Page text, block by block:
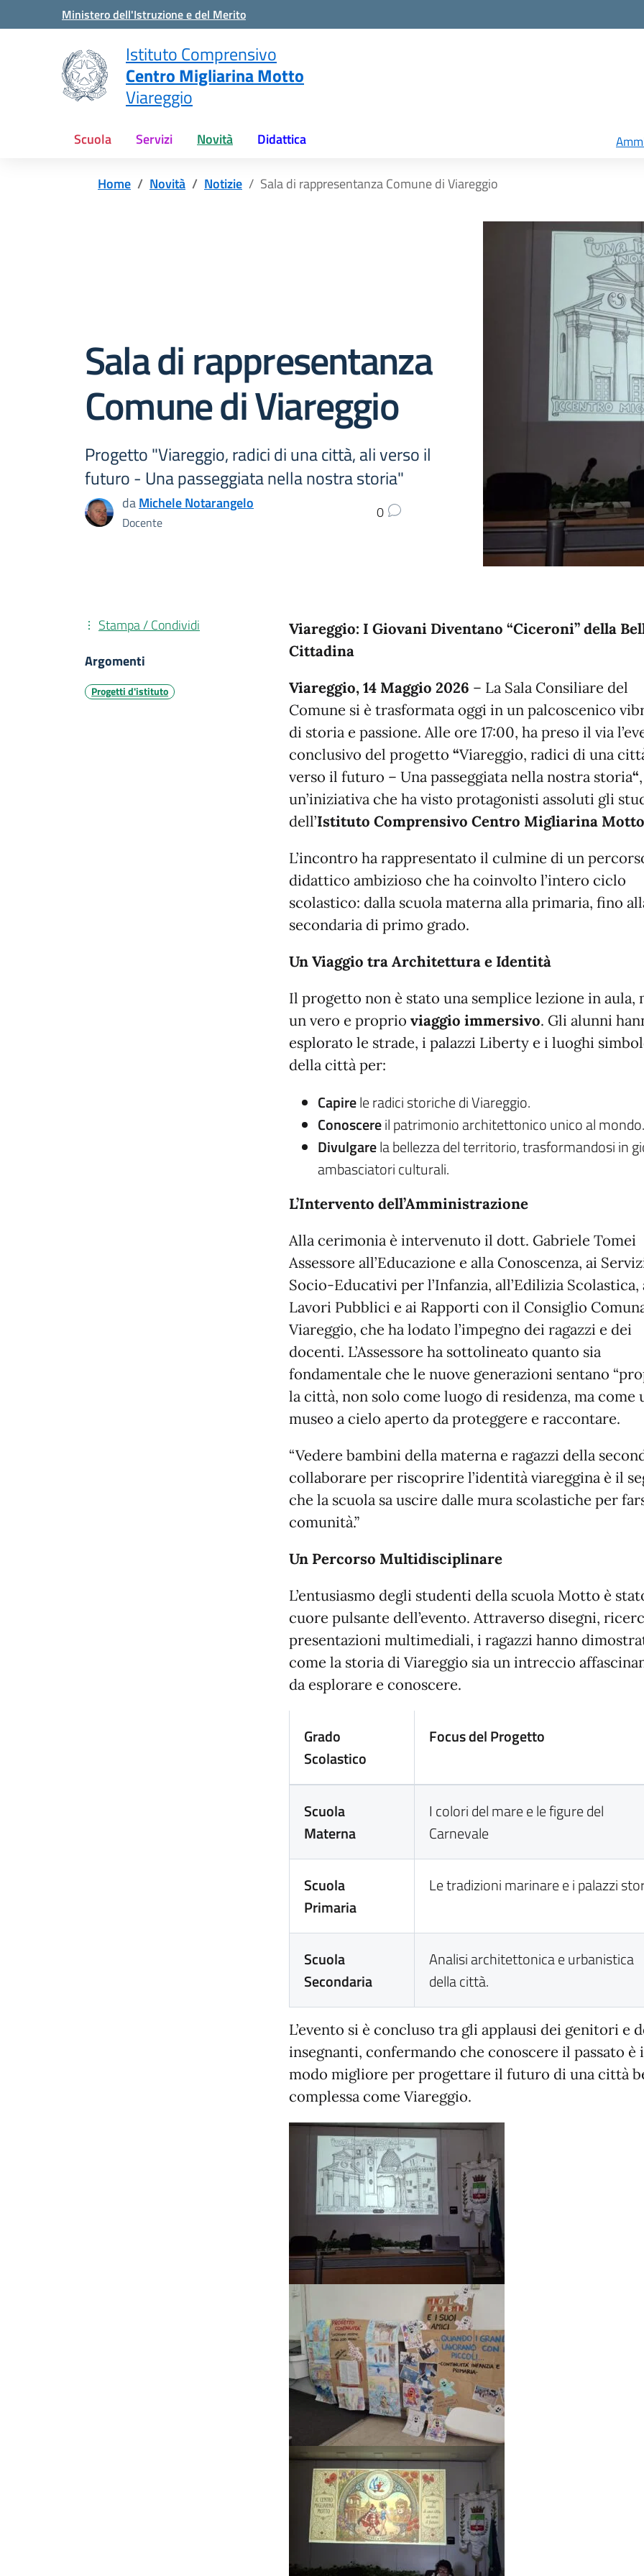
Vai ai contenuti
Vai al menu di navigazione
Ministero dell'Istruzione e del Merito
Istituto Comprensivo
Centro Migliarina Motto
Viareggio
Scuola Servizi Novità Didattica
Home Novità Notizie Sala di rappresentanza Comune di Viareggio
Sala di rappresentanza
Comune di Viareggio
Progetto "Viareggio, radici di una città, ali verso il
futuro - Una passeggiata nella nostra storia"
daMichele Notarangelo
Docente
0
Viareggio: I Giovani Diventano “Ciceroni” della
Cittadina
Viareggio, 14 Maggio 2026 – La Sala Consiliare del
Comune si è trasformata oggi in un palcoscenico
di storia e passione. Alle ore 17:00, ha preso il via
conclusivo del progetto “Viareggio, radici di una
verso il futuro – Una passeggiata nella nostra storia“,
un’iniziativa che ha visto protagonisti assoluti gli
dell’Istituto Comprensivo Centro Migliarina Motto
L’incontro ha rappresentato il culmine di un
didattico ambizioso che ha coinvolto l’intero ciclo
scolastico: dalla scuola materna alla primaria, fino
secondaria di primo grado.
Un Viaggio tra Architettura e Identità
Il progetto non è stato una semplice lezione in aula,
un vero e proprio viaggio immersivo. Gli alunni
esplorato le strade, i palazzi Liberty e i luoghi
della città per:
Capirele radici storiche di Viareggio.
Conoscereil patrimonio architettonico unico al mondo.
Divulgarela bellezza del territorio, trasformandosi in
ambasciatori culturali.
L’Intervento dell’Amministrazione
Alla cerimonia è intervenuto il dott. Gabriele Tomei
Assessore all’Educazione e alla Conoscenza, ai
Socio-Educativi per l’Infanzia, all’Edilizia Scolastica,
Lavori Pubblici e ai Rapporti con il Consiglio
Viareggio, che ha lodato l’impegno dei ragazzi e dei
docenti. L’Assessore ha sottolineato quanto sia
fondamentale che le nuove generazioni sentano
la città, non solo come luogo di residenza, ma come
museo a cielo aperto da proteggere e raccontare.
“Vedere bambini della materna e ragazzi della
collaborare per riscoprire l’identità viareggina è il
che la scuola sa uscire dalle mura scolastiche per
comunità.”
Un Percorso Multidisciplinare
L’entusiasmo degli studenti della scuola Motto è
cuore pulsante dell’evento. Attraverso disegni,
presentazioni multimediali, i ragazzi hanno
come la storia di Viareggio sia un intreccio
da esplorare e conoscere.
Grado
Scolastico
Focus del Progetto
Scuola
Materna
I colori del mare e le figure del
Carnevale
Scuola
Primaria
Le tradizioni marinare e i palazzi
Scuola
Secondaria
Analisi architettonica e urbanistica
della città.
L’evento si è concluso tra gli applausi dei genitori e
insegnanti, confermando che conoscere il passato è
modo migliore per progettare il futuro di una città
complessa come Viareggio.
Stampa / Condividi
Argomenti
Progetti d'istituto